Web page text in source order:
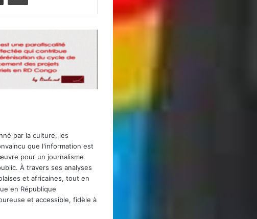
par la culture, les
que l'information est
pour un journalisme
À travers ses analyses
et africaines, tout en
en République
et accessible, fidèle à